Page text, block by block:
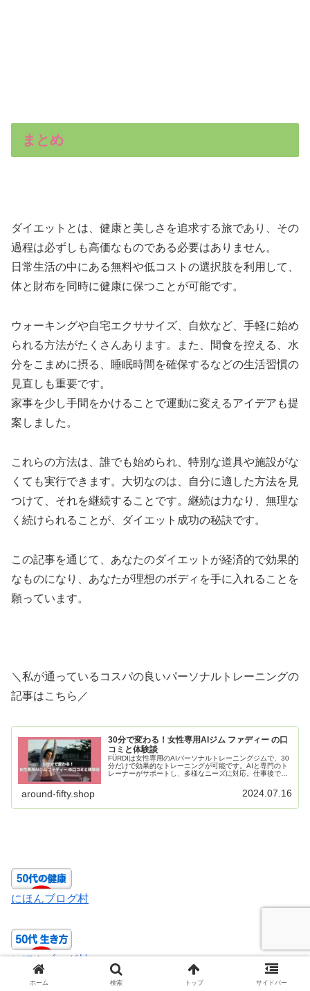
まとめ
ダイエットとは、健康と美しさを追求する旅であり、その
過程は必ずしも高価なものである必要はありません。
日常生活の中にある無料や低コストの選択肢を利用して、
体と財布を同時に健康に保つことが可能です。
ウォーキングや自宅エクササイズ、自炊など、手軽に始め
られる方法がたくさんあります。また、間食を控える、水
分をこまめに摂る、睡眠時間を確保するなどの生活習慣の
見直しも重要です。
家事を少し手間をかけることで運動に変えるアイデアも提
案しました。
これらの方法は、誰でも始められ、特別な道具や施設がな
くても実行できます。大切なのは、自分に適した方法を見
つけて、それを継続することです。継続は力なり、無理な
く続けられることが、ダイエット成功の秘訣です。
この記事を通じて、あなたのダイエットが経済的で効果的
なものになり、あなたが理想のボディを手に入れることを
願っています。
＼私が通っているコスパの良いパーソナルトレーニングの
記事はこちら／
30分で変わる！女性専用AIジム ファディー の口
コミと体験談
FÜRDIは女性専用のAIパーソナルトレーニングジムで、30
分だけで効果的なトレーニングが可能です。AIと専門のト
レーナーがサポートし、多様なニーズに対応。仕事後でも
プ、リバウンドしづらい体質へと導きます。価格も手頃
で、年契約は月7,678円、入会金は19,800円。各スタジオ
around-fifty.shop 2024.07.16
にほんブログ村
にほんブログ村
ホーム 検索 トップ サイドバー